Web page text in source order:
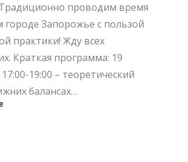
Традиционно проводим время
городе Запорожье с пользой
практики! Жду всех
Краткая программа: 19
19:00 – теоретический
балансах…